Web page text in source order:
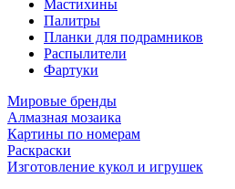
Мастихины
Палитры
Планки для подрамников
Распылители
Фартуки
Мировые бренды
Алмазная мозаика
Картины по номерам
Раскраски
Изготовление кукол и игрушек